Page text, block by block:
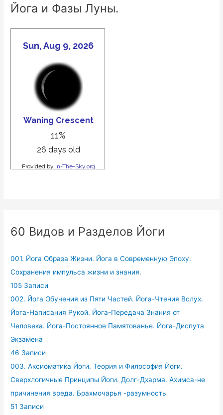
Йога и Фазы Луны.
60 Видов и Разделов Йоги
001. Йога Образа Жизни. Йога в Современную Эпоху.
Сохранения импульса жизни и знания.
105 Записи
002. Йога Обучения из Пяти Частей. Йога-Чтения Вслух.
Йога-Написания Рукой. Йога-Передача Знания от
Человека. Йога-Постоянное Памятованье. Йога-Диспута
Экзамена
46 Записи
003. Аксиоматика Йоги. Теория и Философия Йоги.
Сверхлогичные Принципы Йоги. Долг-Дхарма. Ахимса-не
причинения вреда. Брахмочарья -разумность
51 Записи